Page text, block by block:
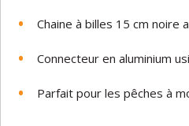
Chaine à billes 15 cm noire
Connecteur en aluminium
Parfait pour les pêches à